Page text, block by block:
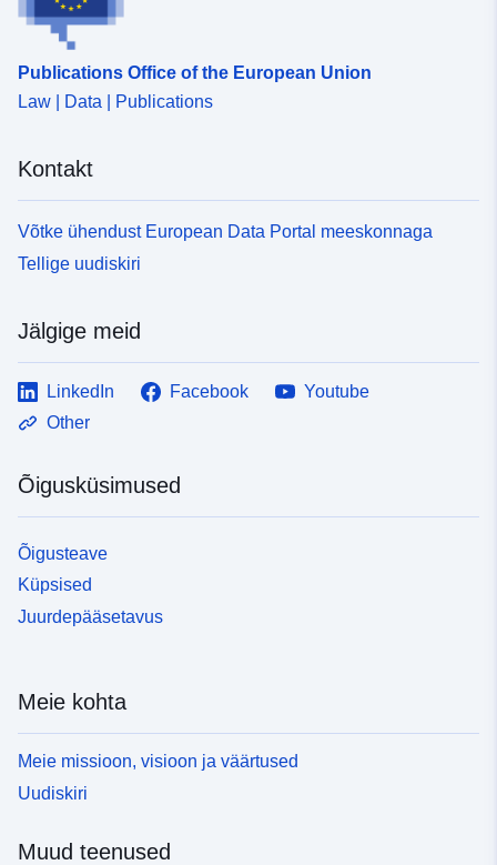
Publications Office of the European Union
Law | Data | Publications
Kontakt
Võtke ühendust European Data Portal meeskonnaga
Tellige uudiskiri
Jälgige meid
LinkedIn Facebook
Youtube
Other
Õigusküsimused
Õigusteave
Küpsised
Juurdepääsetavus
Meie kohta
Meie missioon, visioon ja väärtused
Uudiskiri
Muud teenused